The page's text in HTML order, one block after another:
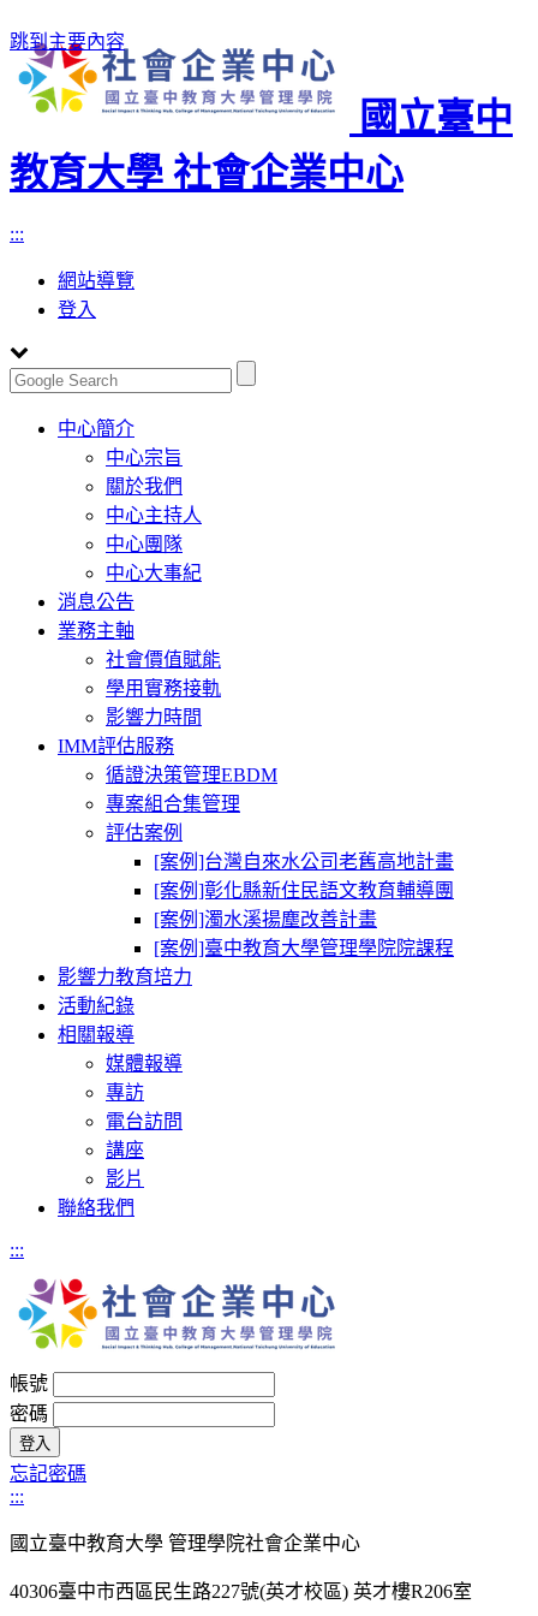
跳到主要內容
國立臺中
教育大學 社會企業中心
:::
網站導覽
登入
Toggle
navigation
中心簡介
中心宗旨
關於我們
中心主持人
中心團隊
中心大事紀
消息公告
業務主軸
社會價值賦能
學用實務接軌
影響力時間
IMM評估服務
循證決策管理EBDM
專案組合集管理
評估案例
[案例]台灣自來水公司老舊高地計畫
[案例]彰化縣新住民語文教育輔導團
[案例]濁水溪揚塵改善計畫
[案例]臺中教育大學管理學院院課程
影響力教育培力
活動紀錄
相關報導
媒體報導
專訪
電台訪問
講座
影片
聯絡我們
:::
帳號
密碼
忘記密碼
:::
國立臺中教育大學 管理學院社會企業中心
40306臺中市西區民生路227號(英才校區) 英才樓R206室